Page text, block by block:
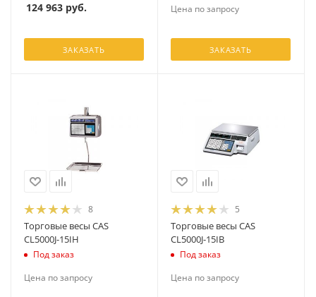
124 963 руб.
ЗАКАЗАТЬ
Цена по запросу
ЗАКАЗАТЬ
8
Торговые весы CAS
CL5000J-15IH
Под заказ
Цена по запросу
5
Торговые весы CAS
CL5000J-15IB
Под заказ
Цена по запросу